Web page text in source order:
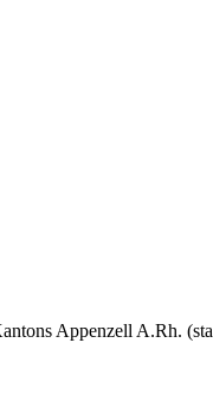
Appenzell A.Rh.